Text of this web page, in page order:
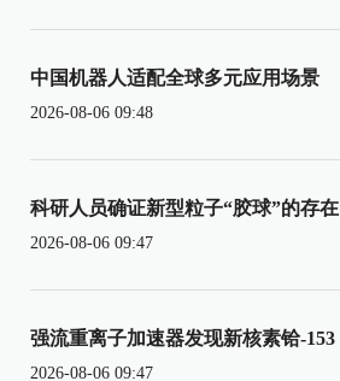
中国机器人适配全球多元应用场景
2026-08-06 09:48
科研人员确证新型粒子“胶球”的存在
2026-08-06 09:47
强流重离子加速器发现新核素铪-153
2026-08-06 09:47